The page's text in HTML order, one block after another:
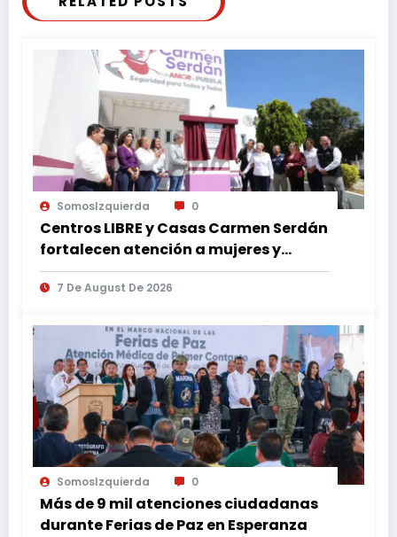
SomosIzquierda 0
Centros LIBRE y Casas Carmen Serdán
fortalecen atención a mujeres y
reducen feminicidio en Puebla
7 De August De 2026
SomosIzquierda 0
Más de 9 mil atenciones ciudadanas
durante Ferias de Paz en Esperanza